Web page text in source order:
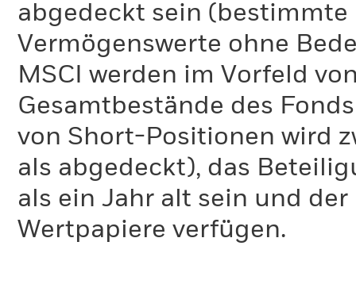
abgedeckt sein
Vermögenswerte ohne
MSCI werden im Vorfeld
Gesamtbestände des
von Short-Positionen wird
als abgedeckt), das
als ein Jahr alt sein und
Wertpapiere verfügen.